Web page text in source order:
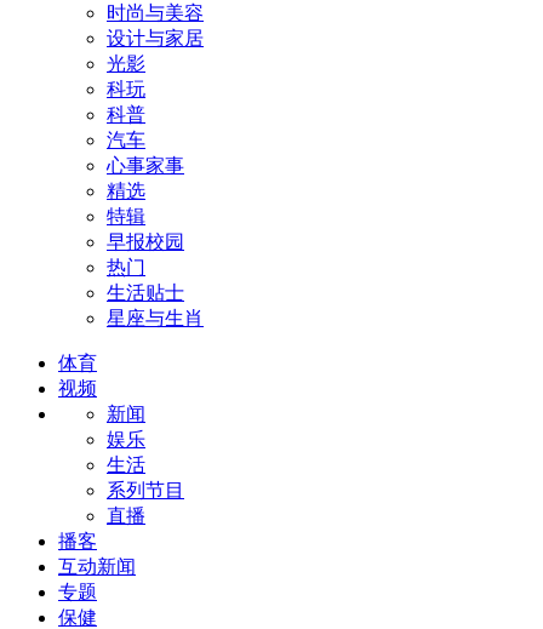
时尚与美容
设计与家居
光影
科玩
科普
汽车
心事家事
精选
特辑
早报校园
热门
生活贴士
星座与生肖
体育
视频
新闻
娱乐
生活
系列节目
直播
播客
互动新闻
专题
保健